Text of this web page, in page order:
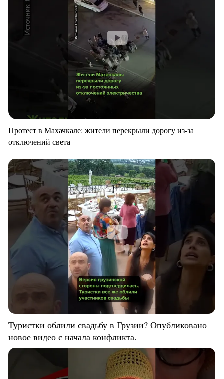
Протест в Махачкале: жители перекрыли дорогу из-за
отключений света
Туристки облили свадьбу в Грузии? Опубликовано
новое видео с начала конфликта.